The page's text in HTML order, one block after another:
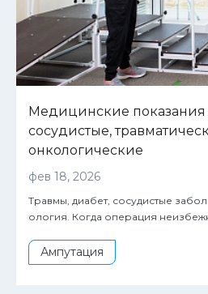
Медицинские показания
сосудистые,
онкологические
фев 18, 2026
Травмы, диабет, сосудистые
ология. Когда операция
Ампутация